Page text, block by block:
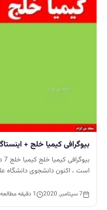
بیوگرافی کیمیا خلج +
است ، اکنون دانشجوی دانشگاه
7 سپتامبر, 2020 1 دقیقه مطالعه